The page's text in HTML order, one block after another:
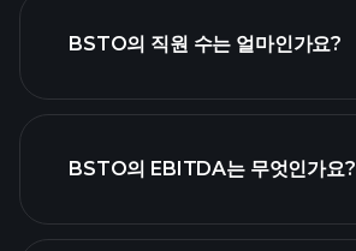
목록
BSTO의 직원 수는 얼마인가요?
주 목록
BSTO의 EBITDA는 무엇인가요?